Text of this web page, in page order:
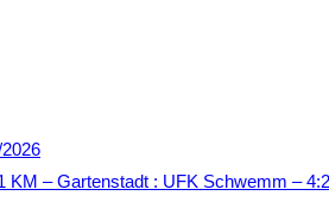
KM – Gartenstadt : UFK Schwemm –